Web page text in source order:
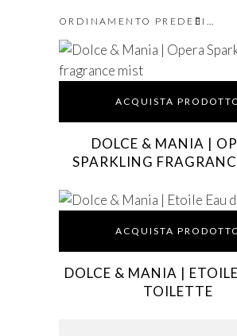
ORDINAMENTO PREDEFINITO
ACQUISTA
DOLCE & MANIA |
SPARKLING
ACQUISTA
DOLCE & MANIA |
TOILETTE